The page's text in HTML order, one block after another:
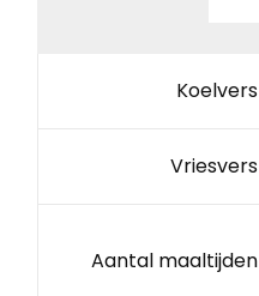
Koelvers
Vriesvers
Aantal maaltijden